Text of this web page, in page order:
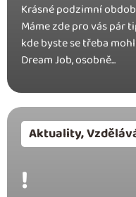
Krásné podzimní
Máme zde pro vás pár
kde byste se třeba
Dream Job, osobně...
Aktuality,
!